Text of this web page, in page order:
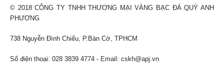
© 2018 CÔNG TY TNHH THƯƠNG MẠI VÀNG BẠC ĐÁ QUÝ ANH
PHƯƠNG
738 Nguyễn Đình Chiểu, P.Bàn Cờ, TPHCM
Số điện thoại: 028 3839 4774 - Email: cskh@apj.vn